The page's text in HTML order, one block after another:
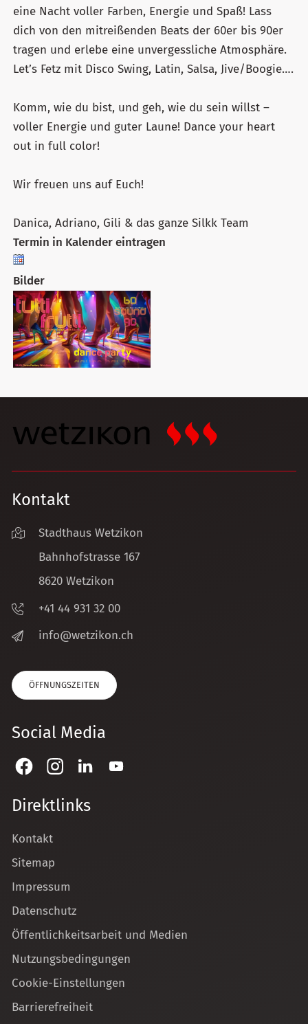
eine Nacht voller Farben, Energie und Spaß! Lass
dich von den mitreißenden Beats der 60er bis 90er
tragen und erlebe eine unvergessliche Atmosphäre.
Let’s Fetz mit Disco Swing, Latin, Salsa, Jive/Boogie….
Komm, wie du bist, und geh, wie du sein willst –
voller Energie und guter Laune! Dance your heart
out in full color!
Wir freuen uns auf Euch!
Danica, Adriano, Gili & das ganze Silkk Team
Termin in Kalender eintragen
Bilder
Kontakt
Stadthaus Wetzikon
Bahnhofstrasse 167
8620 Wetzikon
+41 44 931 32 00
nf
w tz k n ch
ÖFFNUNGSZEITEN
Social Media
Direktlinks
Kontakt
Sitemap
Impressum
Datenschutz
Öffentlichkeitsarbeit und Medien
Nutzungsbedingungen
Cookie-Einstellungen
Barrierefreiheit